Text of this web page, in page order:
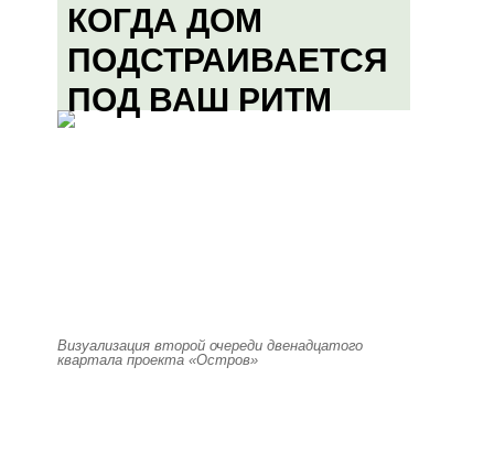
КОГДА ДОМ
ПОДСТРАИВАЕТСЯ
ПОД ВАШ РИТМ
Визуализация второй очереди двенадцатого
квартала проекта «Остров»